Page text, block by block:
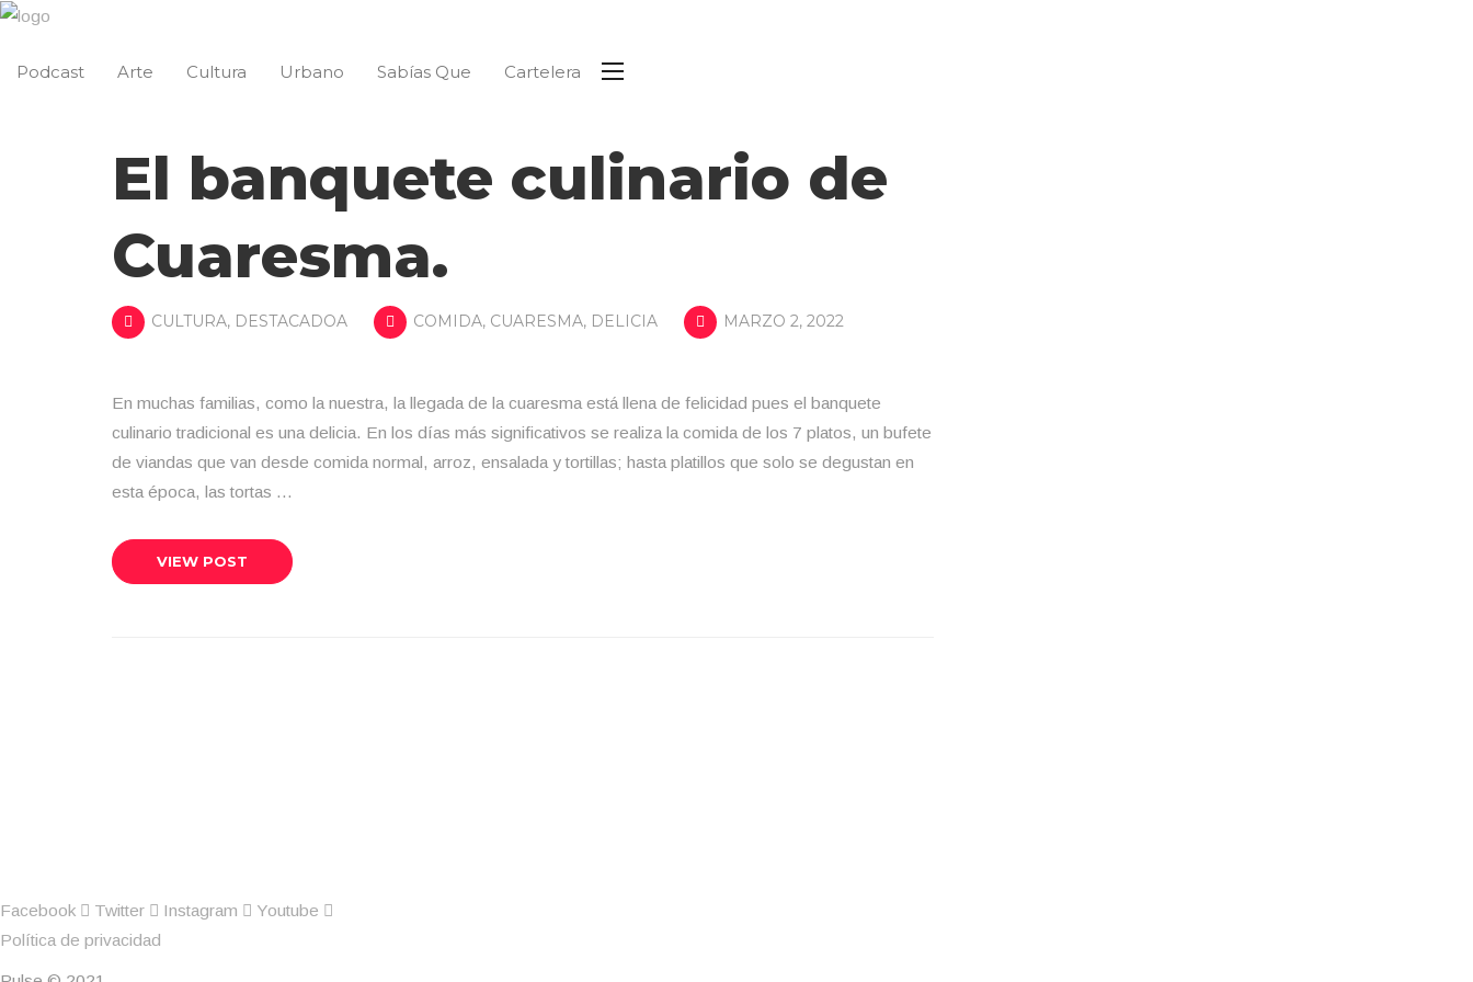
Podcast Arte Cultura Urbano Sabías Que Cartelera
El banquete culinario de
Cuaresma.
CULTURA, DESTACADOA COMIDA, CUARESMA, DELICIA MARZO 2, 2022
En muchas familias, como la nuestra, la llegada de la cuaresma está llena de felicidad pues el banquete
culinario tradicional es una delicia. En los días más significativos se realiza la comida de los 7 platos, un bufete
de viandas que van desde comida normal, arroz, ensalada y tortillas; hasta platillos que solo se degustan en
esta época, las tortas …
VIEW POST
Facebook Twitter Instagram
Youtube
Política de privacidad